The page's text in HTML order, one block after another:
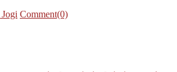
Comment(0)